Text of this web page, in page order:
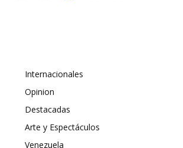
Internacionales
Opinion
Destacadas
Arte y Espectáculos
Venezuela